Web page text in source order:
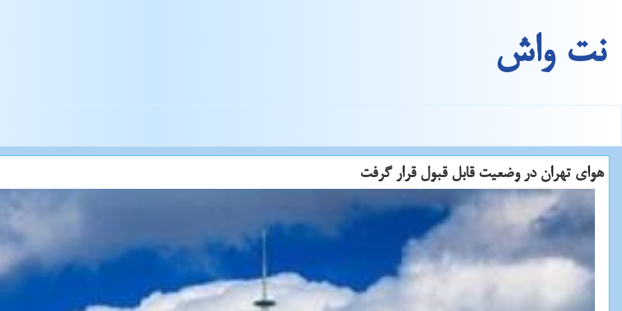
نت واش
هوای تهران در وضعیت قابل قبول قرار گرفت